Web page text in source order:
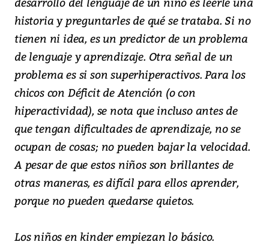
historia y preguntarles de qué se trataba. Si no
tienen ni idea, es un predictor de un problema
de lenguaje y aprendizaje. Otra señal de un
problema es si son superhiperactivos. Para los
chicos con Déficit de Atención (o con
hiperactividad), se nota que incluso antes de
que tengan dificultades de aprendizaje, no se
ocupan de cosas; no pueden bajar la velocidad.
A pesar de que estos niños son brillantes de
otras maneras, es difícil para ellos aprender,
porque no pueden quedarse quietos.
Los niños en kinder empiezan lo básico.